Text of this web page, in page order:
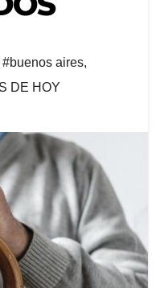
#buenos aires,
DE HOY